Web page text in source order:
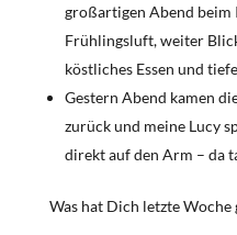
großartigen Abend
Frühlingsluft, weiter
köstliches Essen und
Gestern Abend kamen
zurück und meine Lucy
direkt auf den Arm – da
Was hat Dich letzte